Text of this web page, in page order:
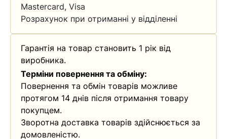
Mastercard, Visa
Розрахунок при отриманні у відділенні
Гарантія на товар становить 1 рік від
виробника.
Терміни повернення та обміну:
Повернення та обмін товарів можливе
протягом 14 днів після отримання товару
покупцем.
Зворотна доставка товарів здійснюється за
домовленістю.